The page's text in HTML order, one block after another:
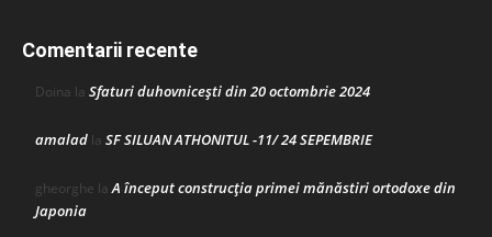
Comentarii recente
Doina la Sfaturi duhovnicești din 20 octombrie 2024
amalad la SF SILUAN ATHONITUL -11/ 24 SEPEMBRIE
gheorghe laA început construcţia primei mănăstiri ortodoxe din
Japonia